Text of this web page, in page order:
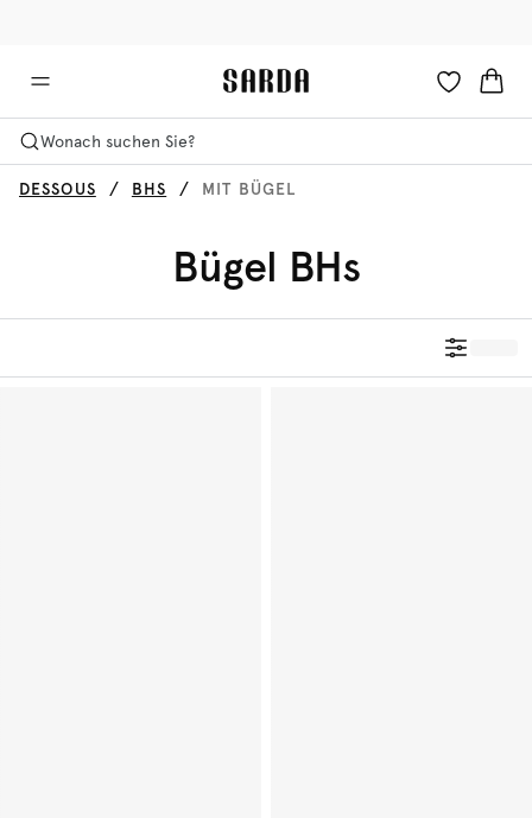
Wonach suchen Sie?
DESSOUS BHS MIT BÜGEL
Bügel BHs